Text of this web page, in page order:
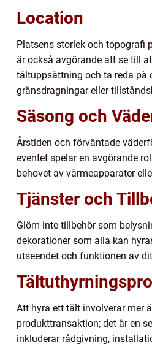
Location
Platsens storlek och topografi
är också avgörande att se till
tältuppsättning och ta reda på
gränsdragningar eller
Säsong och
Årstiden och förväntade
eventet spelar en avgörande
behovet av värmeapparater
Tjänster och
Glöm inte tillbehör som
dekorationer som alla kan
utseendet och funktionen av
Att hyra ett tält involverar mer
produkttransaktion; det är en
inkluderar rådgivning,